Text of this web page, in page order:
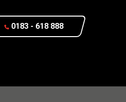
0183 - 618 888